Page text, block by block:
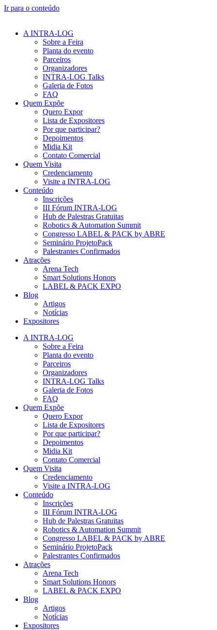
Ir para o conteúdo
A INTRA-LOG
Sobre a Feira
Planta do evento
Parceiros
Organizadores
INTRA-LOG Talks
Galeria de Fotos
FAQ
Quem Expõe
Quero Expor
Lista de Expositores
Por que participar?
Depoimentos
Midia Kit
Contato Comercial
Quem Visita
Credenciamento
Visite a INTRA-LOG
Conteúdo
Inscrições
III Fórum INTRA-LOG
Hub de Palestras Gratuitas
Robotics & Automation Summit
Congresso LABEL & PACK by ABRE
Seminário ProjetoPack
Palestrantes Confirmados
Atrações
Arena Tech
Smart Solutions Honors
LABEL & PACK EXPO
Blog
Artigos
Notícias
Expositores
A INTRA-LOG
Sobre a Feira
Planta do evento
Parceiros
Organizadores
INTRA-LOG Talks
Galeria de Fotos
FAQ
Quem Expõe
Quero Expor
Lista de Expositores
Por que participar?
Depoimentos
Midia Kit
Contato Comercial
Quem Visita
Credenciamento
Visite a INTRA-LOG
Conteúdo
Inscrições
III Fórum INTRA-LOG
Hub de Palestras Gratuitas
Robotics & Automation Summit
Congresso LABEL & PACK by ABRE
Seminário ProjetoPack
Palestrantes Confirmados
Atrações
Arena Tech
Smart Solutions Honors
LABEL & PACK EXPO
Blog
Artigos
Notícias
Expositores